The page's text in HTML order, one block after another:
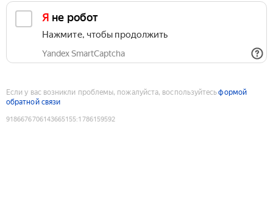
Я не робот
Нажмите, чтобы продолжить
Yandex SmartCaptcha
Если у вас возникли проблемы, пожалуйста, воспользуйтесьформой
обратной связи
9186676706143665155:1786159592